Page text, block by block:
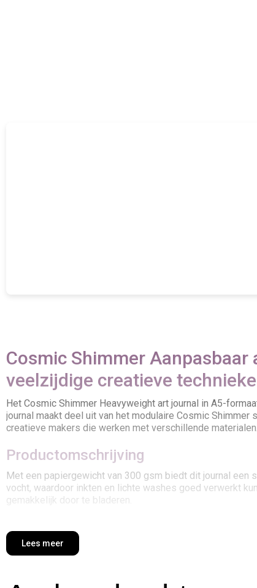
Cosmic Shimmer
veelzijdige creatieve
Het Cosmic Shimmer Heavyweight art journal in A5-
journal maakt deel uit van het modulaire Cosmic
creatieve makers die werken met verschillende materialen.
Productomschrijving
Met een papiergewicht van 300 gsm biedt dit journal
vocht, waardoor inkten en lichte washes goed verwerkt
gemakkelijk door te bladeren.
uitgebalanceerde oplossing voor makers die
Het aanpasbare systeem maakt het mogelijk om
Lees meer